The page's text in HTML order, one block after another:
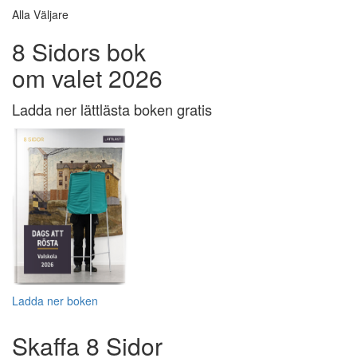
Alla Väljare
8 Sidors bok
om valet 2026
Ladda ner lättlästa boken gratis
Ladda ner boken
Skaffa 8 Sidor